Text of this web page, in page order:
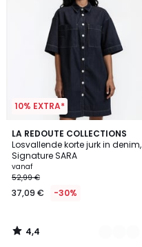
10% EXTRA*
LA REDOUTE COLLECTIONS
Losvallende korte jurk in denim,
Signature SARA
vanaf
52,99 €
37,09 € -30%
4,4
/ 5
2
Kleuren
4,4
/